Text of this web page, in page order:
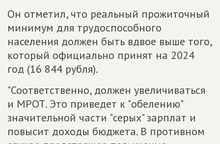
Он отметил, что реальный прожиточный
минимум для трудоспособного
населения должен быть вдвое выше того,
который официально принят на 2024
год (16 844 рубля).
"Соответственно, должен увеличиваться
и МРОТ. Это приведет к "обелению"
значительной части "серых" зарплат и
повысит доходы бюджета. В противном